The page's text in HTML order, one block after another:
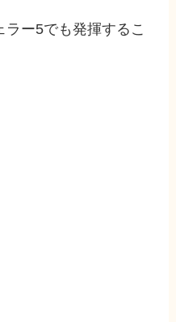
ー5でも発揮するこ